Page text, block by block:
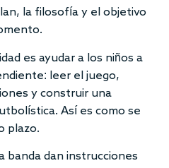
la filosofía y el objetivo
es ayudar a los niños a
leer el juego,
y construir una
Así es como se
plazo.
banda dan instrucciones